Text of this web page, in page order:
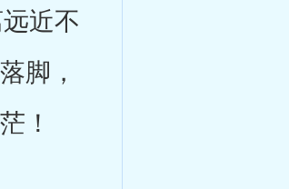
近不
脚，
！